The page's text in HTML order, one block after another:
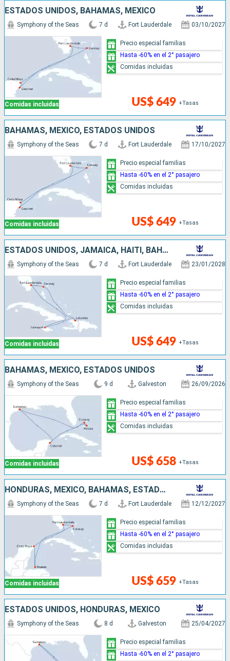
ESTADOS UNIDOS, BAHAMAS, MÉXICO
Comidas incluidas
Symphony of the Seas 7 d Fort Lauderdale 03/10/2027
US$ 649 +Tasas
Precio especial familias
Hasta -60% en el 2° pasajero
Comidas incluidas
BAHAMAS, MÉXICO, ESTADOS UNIDOS
Comidas incluidas
Symphony of the Seas 7 d Fort Lauderdale 17/10/2027
US$ 649 +Tasas
Precio especial familias
Hasta -60% en el 2° pasajero
Comidas incluidas
ESTADOS UNIDOS, JAMAICA, HAITI, BAHAMAS
Comidas incluidas
Symphony of the Seas 7 d Fort Lauderdale 23/01/2028
US$ 649 +Tasas
Precio especial familias
Hasta -60% en el 2° pasajero
Comidas incluidas
BAHAMAS, MÉXICO, ESTADOS UNIDOS
Comidas incluidas
Symphony of the Seas 9 d Galveston 26/09/2026
US$ 658 +Tasas
Precio especial familias
Hasta -60% en el 2° pasajero
Comidas incluidas
HONDURAS, MÉXICO, BAHAMAS, ESTADOS UNIDOS
Comidas incluidas
Symphony of the Seas 7 d Fort Lauderdale 12/12/2027
US$ 659 +Tasas
Precio especial familias
Hasta -60% en el 2° pasajero
Comidas incluidas
ESTADOS UNIDOS, HONDURAS, MÉXICO
Symphony of the Seas 8 d Galveston 25/04/2027
Precio especial familias
Hasta -60% en el 2° pasajero